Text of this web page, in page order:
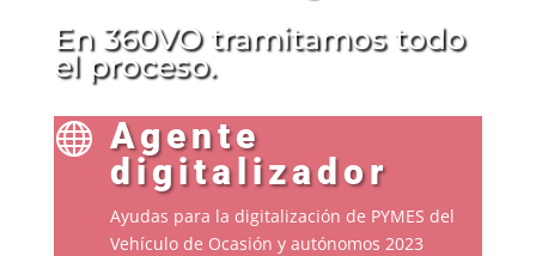
En 360VO tramitamos todo
el proceso.
 Agente
digitalizador
Ayudas para la digitalización de PYMES del
Vehículo de Ocasión y autónomos 2023